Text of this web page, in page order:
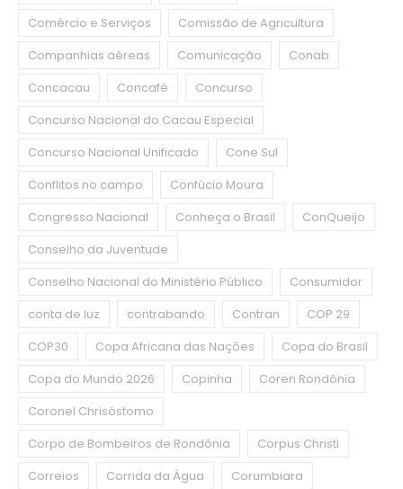
Comércio e Serviços
Comissão de Agricultura
Companhias aéreas
Comunicação
Conab
Concacau
Concafé
Concurso
Concurso Nacional do Cacau Especial
Concurso Nacional Unificado
Cone Sul
Conflitos no campo
Confúcio Moura
Congresso Nacional
Conheça o Brasil
ConQueijo
Conselho da Juventude
Conselho Nacional do Ministério Público
Consumidor
conta de luz
contrabando Contran
COP 29
COP30
Copa Africana das Nações
Copa do Brasil
Copa do Mundo 2026
Copinha
Coren Rondônia
Coronel Chrisóstomo
Corpo de Bombeiros de Rondônia
Corpus Christi
Correios
Corrida da Água
Corumbiara